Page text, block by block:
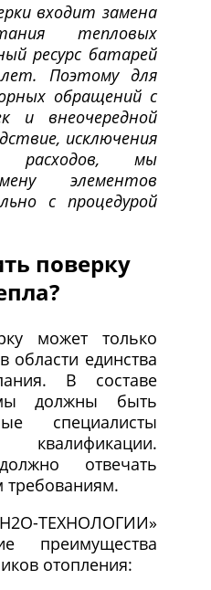
входит замена
тепловых
ресурс батарей
Поэтому для
обращений с
и внеочередной
исключения
расходов, мы
элементов
с процедурой
поверку
может только
области единства
В составе
должны быть
специалисты
отвечать
требованиям.
ТЕХНОЛОГИИ»
преимущества
отопления: